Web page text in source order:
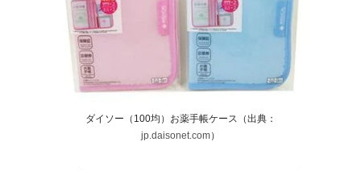
ダイソー（100均）お薬手帳ケース（出典：
jp.daisonet.com）